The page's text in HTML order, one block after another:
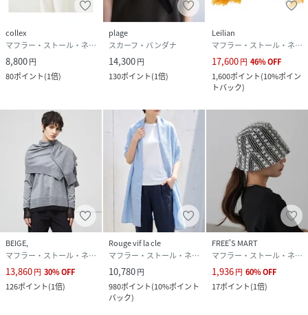
collex
マフラー・ストール・ネックウォーマー
8,800円
80ポイント(1倍)
plage
スカーフ・バンダナ
14,300円
130ポイント(1倍)
Leilian
マフラー・ストール・ネックウォーマー
17,600円 46%OFF
1,600ポイント(10%ポイン
トバック)
BEIGE,
マフラー・ストール・ネックウォーマー
13,860円 30%OFF
126ポイント(1倍)
Rouge vif la cle
マフラー・ストール・ネックウォーマー
10,780円
980ポイント(10%ポイント
バック)
FREE'S MART
マフラー・ストール・ネックウォーマー
1,936円 60%OFF
17ポイント(1倍)